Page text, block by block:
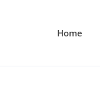
Home